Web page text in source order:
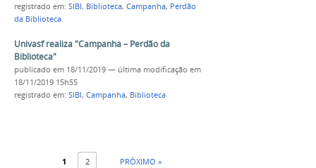
registrado em: SIBI, Biblioteca, Campanha, Perdão
da Biblioteca
Univasf realiza "Campanha – Perdão da
Biblioteca"
publicado em 18/11/2019 — última modificação em
18/11/2019 15h55
registrado em: SIBI, Campanha, Biblioteca
1 2 PRÓXIMO »